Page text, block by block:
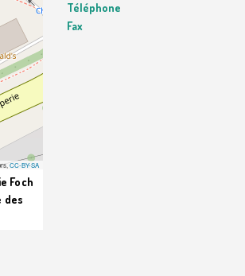
CC-BY-SA
Foch
des
Téléphone
Fax